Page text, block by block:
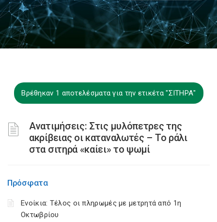
Βρέθηκαν 1 αποτελέσματα για την ετικέτα "ΣΙΤΗΡΑ"
Ανατιμήσεις: Στις μυλόπετρες της
ακρίβειας οι καταναλωτές – Το ράλι
στα σιτηρά «καίει» το ψωμί
Πρόσφατα
Ενοίκια: Τέλος οι πληρωμές με μετρητά από 1η
Οκτωβρίου